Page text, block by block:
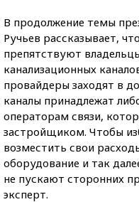
В продолжение темы
Ручьев рассказывает,
препятствуют
канализационных
провайдеры заходят в
каналы принадлежат
операторам связи,
застройщиком. Чтобы
возместить свои
оборудование и так
не пускают сторонних
эксперт.